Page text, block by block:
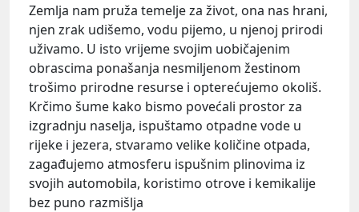
Zemlja nam pruža temelje za život, ona nas hrani,
njen zrak udišemo, vodu pijemo, u njenoj prirodi
uživamo. U isto vrijeme svojim uobičajenim
obrascima ponašanja nesmiljenom žestinom
trošimo prirodne resurse i opterećujemo okoliš.
Krčimo šume kako bismo povećali prostor za
izgradnju naselja, ispuštamo otpadne vode u
rijeke i jezera, stvaramo velike količine otpada,
zagađujemo atmosferu ispušnim plinovima iz
svojih automobila, koristimo otrove i kemikalije
bez puno razmišlja